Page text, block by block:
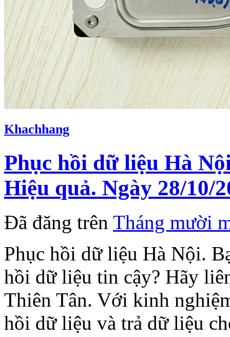
Khachhang
Phục hồi dữ liệu Hà
Hiệu quả. Ngày 28/10/
Đã đăng trên Tháng mười
Phục hồi dữ liệu Hà Nội.
hồi dữ liệu tin cậy? Hãy
Thiên Tân. Với kinh
hồi dữ liệu và trả dữ liệu